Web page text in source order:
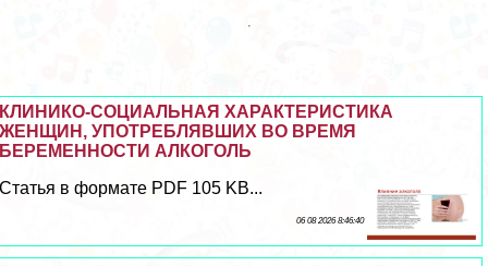
КЛИНИКО-СОЦИАЛЬНАЯ ХАРАКТЕРИСТИКА
ЖЕНЩИН, УПОТРЕБЛЯВШИХ ВО ВРЕМЯ
БЕРЕМЕННОСТИ АЛКОГОЛЬ
Статья в формате PDF 105 KB...
06 08 2026 8:46:40